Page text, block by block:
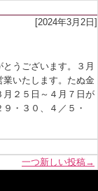
[2024年3月2日]
うございます。３月
業いたします。たぬ金
２５日～４月７日が
・３０、４／５・
一つ新しい投稿→